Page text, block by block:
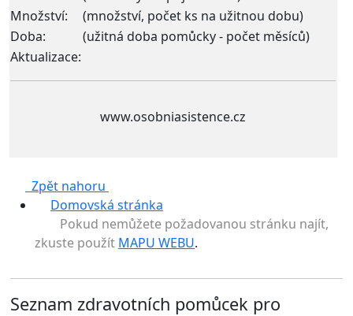
Množství:
(množství, počet ks na užitnou dobu)
Doba:
(užitná doba pomůcky - počet měsíců)
Aktualizace:
www.osobniasistence.cz
Zpět nahoru
Domovská stránka
Pokud nemůžete požadovanou stránku najít,
zkuste použít MAPU WEBU.
Seznam zdravotních pomůcek pro